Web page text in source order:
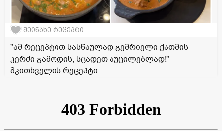
შეინახე რეცეპტი
"ამ რეცეპტით სასწაულად გემრიელი ქათმის
კერძი გამოდის, სცადეთ აუცილებლად!" -
მკითხველის რეცეპტი